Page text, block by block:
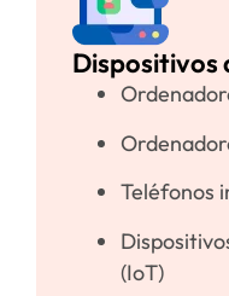
Dispositivos
Teléfonos
(IoT)